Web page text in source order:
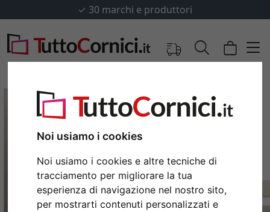
Noi usiamo i cookies
Noi usiamo i cookies e altre tecniche di
tracciamento per migliorare la tua
esperienza di navigazione nel nostro sito,
per mostrarti contenuti personalizzati e
✓ 30 marchi e produttori